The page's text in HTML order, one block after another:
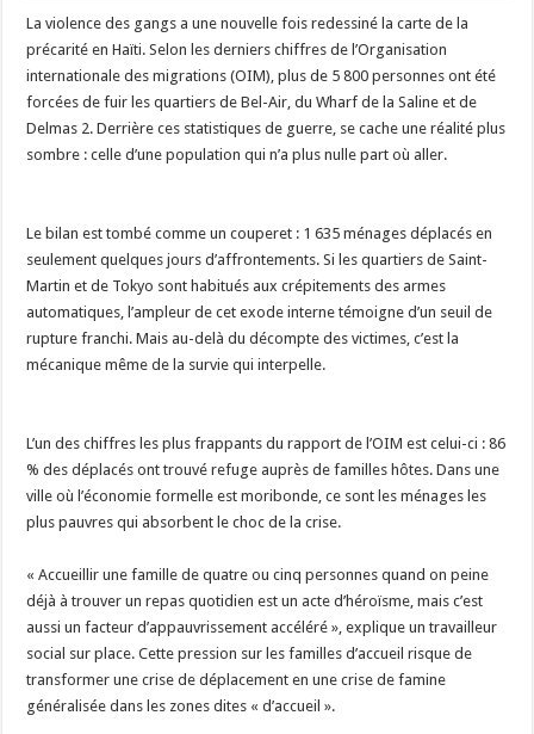
La violence des gangs a une nouvelle fois redessiné la carte de la
précarité en Haïti. Selon les derniers chiffres de l’Organisation
internationale des migrations (OIM), plus de 5 800 personnes ont été
forcées de fuir les quartiers de Bel-Air, du Wharf de la Saline et de
Delmas 2. Derrière ces statistiques de guerre, se cache une réalité plus
sombre : celle d’une population qui n’a plus nulle part où aller.
‎​Le bilan est tombé comme un couperet : 1 635 ménages déplacés en
seulement quelques jours d’affrontements. Si les quartiers de Saint-
Martin et de Tokyo sont habitués aux crépitements des armes
automatiques, l’ampleur de cet exode interne témoigne d’un seuil de
rupture franchi. Mais au-delà du décompte des victimes, c’est la
mécanique même de la survie qui interpelle.
‎​L’un des chiffres les plus frappants du rapport de l’OIM est celui-ci : 86
% des déplacés ont trouvé refuge auprès de familles hôtes. Dans une
ville où l’économie formelle est moribonde, ce sont les ménages les
plus pauvres qui absorbent le choc de la crise.
‎​« Accueillir une famille de quatre ou cinq personnes quand on peine
déjà à trouver un repas quotidien est un acte d’héroïsme, mais c’est
aussi un facteur d’appauvrissement accéléré », explique un travailleur
social sur place. Cette pression sur les familles d’accueil risque de
transformer une crise de déplacement en une crise de famine
généralisée dans les zones dites « d’accueil ».